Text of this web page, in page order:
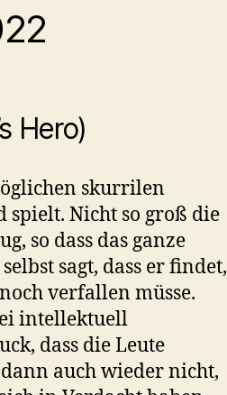
Hero)
skurrilen
spielt. Nicht so groß die
so dass das ganze
sagt, dass er findet,
verfallen müsse.
intellektuell
dass die Leute
auch wieder nicht,